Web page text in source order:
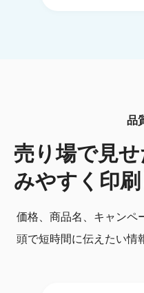
品
売り場で見
みやすく印
価格、商品名、キャンペ
頭で短時間に伝えたい情